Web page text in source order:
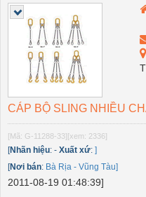
CÁP BỘ SLING NHIỀU
[Mã: G-11288-33][xem: 2336]
[Nhãn hiệu: - Xuất xứ: ]
[Nơi bán: Bà Rịa - Vũng Tàu]
2011-08-19 01:48:39]